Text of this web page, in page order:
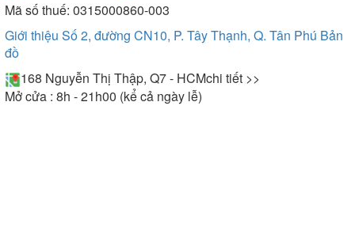
Mã số thuế: 0315000860-003
Giới thiệu Số 2, đường CN10, P. Tây Thạnh, Q. Tân Phú Bản
đồ
168 Nguyễn Thị Thập, Q7 - HCMchi tiết >>
Mở cửa : 8h - 21h00 (kể cả ngày lễ)